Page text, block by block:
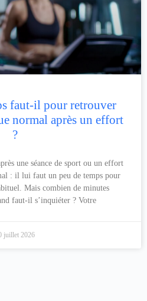
faut-il pour retrouver
normal après un effort
?
une séance de sport ou un effort
: il lui faut un peu de temps pour
Mais combien de minutes
faut-il s’inquiéter ? Votre
juillet 2026